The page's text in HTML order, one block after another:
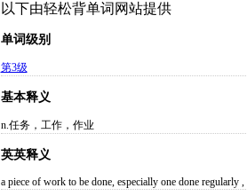
以下由轻松背单词网站提供
单词级别
第3级
基本释义
n.任务，工作，作业
英英释义
a piece of work to be done, especially one done